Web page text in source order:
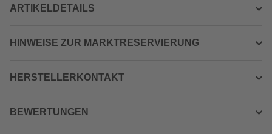
ARTIKELDETAILS
HINWEISE ZUR MARKTRESERVIERUNG
HERSTELLERKONTAKT
BEWERTUNGEN